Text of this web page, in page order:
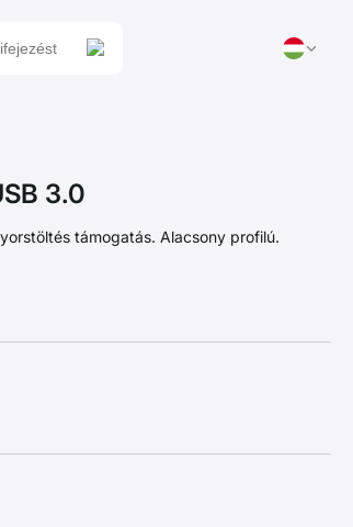
3.0
támogatás. Alacsony profilú.